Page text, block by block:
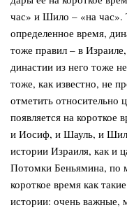
час» и Шило – «на час».
определенное время,
тоже правил – в
династии из него
тоже, как известно, не
отметить относительно
появляется на короткое
и Иосиф, и Шауль, и
истории Израиля, как и
Потомки Беньямина, по
короткое время как
истории: очень важные,